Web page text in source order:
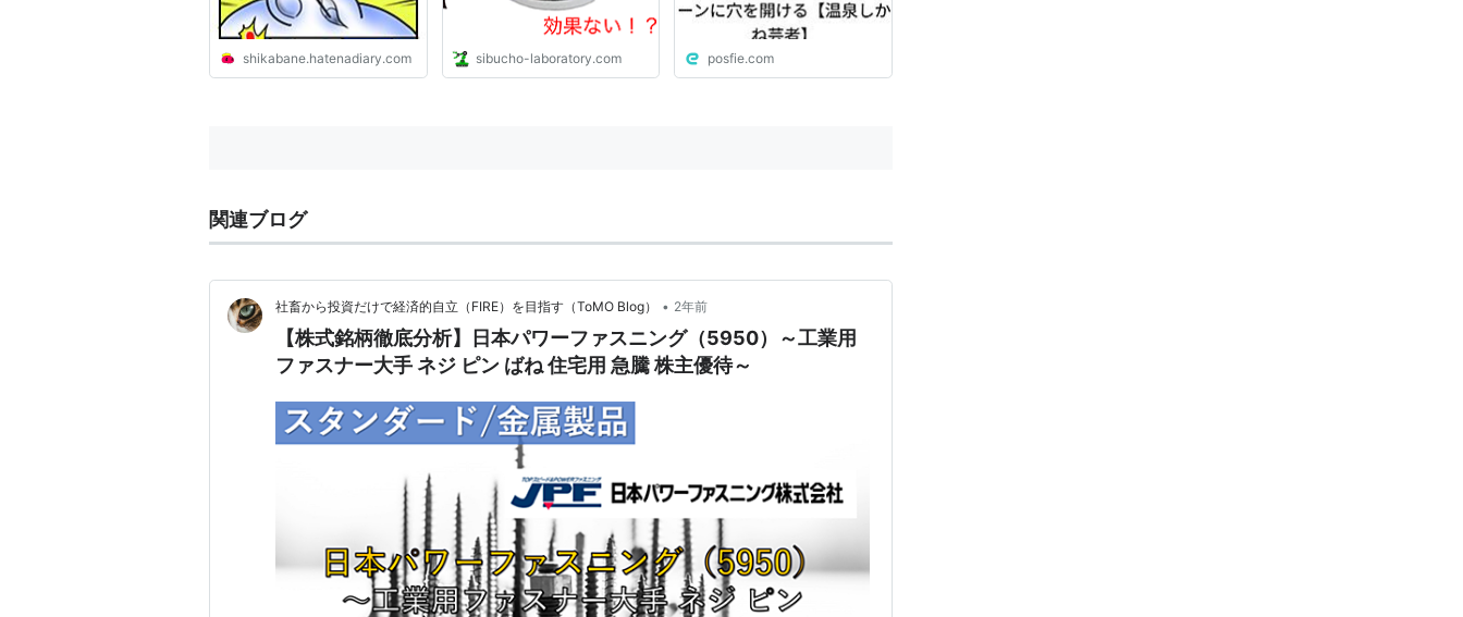
shikabane.hatenadiary.com sibucho-laboratory.com posfie.com
関連ブログ
社畜から投資だけで経済的自立（FIRE）を目指す（ToMO Blog） • 2年前
【株式銘柄徹底分析】日本パワーファスニング（5950）～工業用
ファスナー大手 ネジ ピン ばね 住宅用 急騰 株主優待～